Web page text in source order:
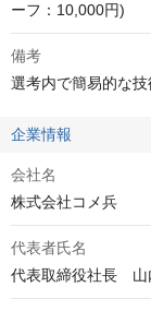
ーフ：10,000円)
備考
選考内で簡易的な技
企業情報
会社名
株式会社コメ兵
代表者氏名
代表取締役社長　